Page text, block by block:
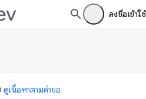
ลงชื่อเข้าใช้
ดูเนื้อหาตามคำขอ